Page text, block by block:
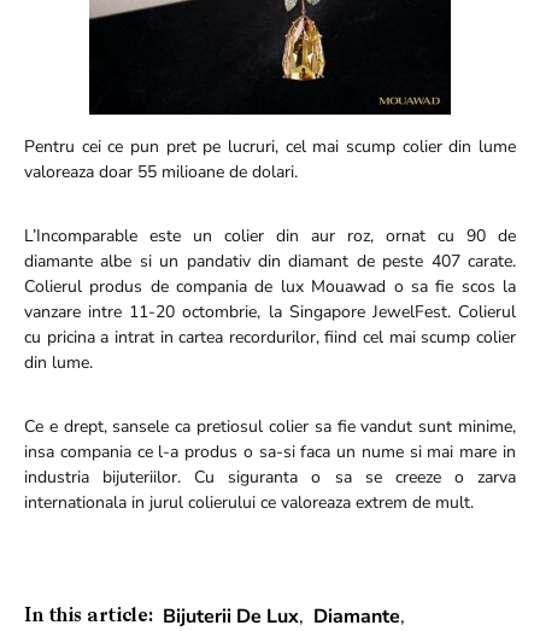
Pentru cei ce pun pret pe lucruri, cel mai scump colier din lume
valoreaza doar 55 milioane de dolari.
L’Incomparable este un colier din aur roz, ornat cu 90 de
diamante albe si un pandativ din diamant de peste 407 carate.
Colierul produs de compania de lux Mouawad o sa fie scos la
vanzare intre 11-20 octombrie, la Singapore JewelFest. Colierul
cu pricina a intrat in cartea recordurilor, fiind cel mai scump colier
din lume.
Ce e drept, sansele ca pretiosul colier sa fie vandut sunt minime,
insa compania ce l-a produs o sa-si faca un nume si mai mare in
industria bijuteriilor. Cu siguranta o sa se creeze o zarva
internationala in jurul colierului ce valoreaza extrem de mult.
In this article: Bijuterii De Lux, Diamante,